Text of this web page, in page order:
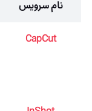
نام سرویس
CapCut